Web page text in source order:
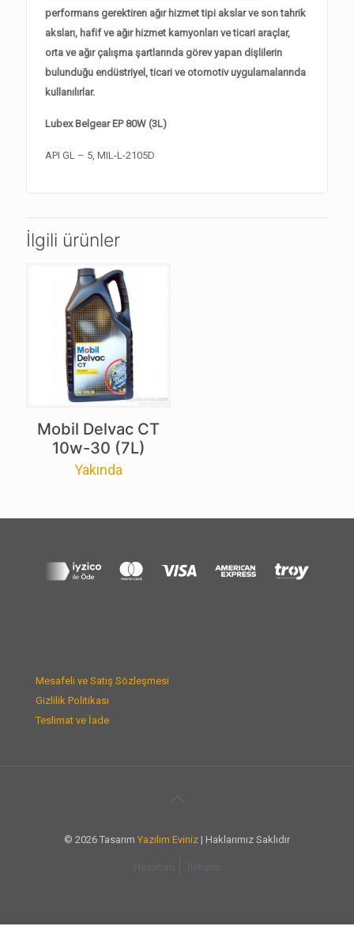
performans gerektiren ağır hizmet tipi akslar ve son tahrik
aksları, hafif ve ağır hizmet kamyonları ve ticari araçlar,
orta ve ağır çalışma şartlarında görev yapan dişlilerin
bulunduğu endüstriyel, ticari ve otomotiv uygulamalarında
kullanılırlar.
Lubex Belgear EP 80W (3L)
API GL – 5, MIL-L-2105D
İlgili ürünler
Mobil Delvac CT
10w-30 (7L)
Yakında
Mesafeli ve Satış Sözleşmesi
Gizlilik Politikası
Teslimat ve İade
© 2026 Tasarım Yazılım Eviniz | Haklarımız Saklıdır
Hesabım İletişim